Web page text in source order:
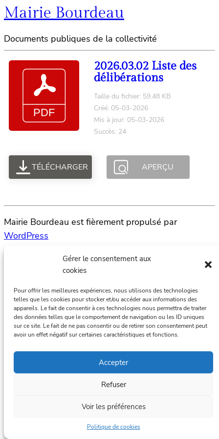
Gérer le consentement aux
cookies
Pour offrir les meilleures expériences, nous utilisons des technologies
telles que les cookies pour stocker et/ou accéder aux informations des
appareils. Le fait de consentir à ces technologies nous permettra de traiter
des données telles que le comportement de navigation ou les ID uniques
sur ce site. Le fait de ne pas consentir ou de retirer son consentement peut
avoir un effet négatif sur certaines caractéristiques et fonctions.
Accepter
Refuser
Voir les préférences
Politique de cookies
Mairie Bourdeau
Documents publiques de la collectivité
2026.03.02 Liste des
délibérations
Taille du fichier: 59.48 KB
Créé: 05-03-2026
Mis à jour: 05-03-2026
Succès: 24
TÉLÉCHARGER APERÇU
Mairie Bourdeau est fièrement propulsé par
WordPress